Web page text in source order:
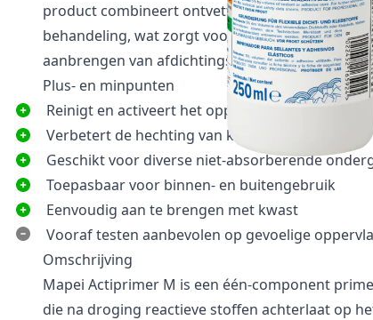
product combineert ontvetten en activeren van
behandeling, wat zorgt voor een optimale
aanbrengen van afdichtingsmiddelen.
Plus- en minpunten
Reinigt en activeert het oppervlak in één stap
Verbetert de hechting van kitten en lijmen
Geschikt voor diverse niet-absorberende
Toepasbaar voor binnen- en buitengebruik
Eenvoudig aan te brengen met kwast
Vooraf testen aanbevolen op gevoelige
Omschrijving
Mapei Actiprimer M is een één-component
die na droging reactieve stoffen achterlaat op